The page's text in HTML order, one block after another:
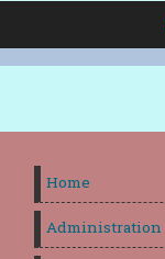
Home
Administration